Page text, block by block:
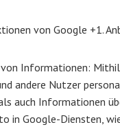
von Google +1.
von Informationen:
andere Nutzer
auch Informationen
in Google-Diensten,